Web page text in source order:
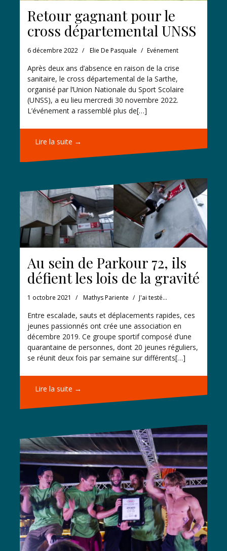
Retour gagnant pour le
cross départemental UNSS
6 décembre 2022 Elie De Pasquale Evénement
Après deux ans d’absence en raison de la crise
sanitaire, le cross départemental de la Sarthe,
organisé par l’Union Nationale du Sport Scolaire
(UNSS), a eu lieu mercredi 30 novembre 2022.
L’événement a rassemblé plus de[…]
Lire la suite →
Au sein de Parkour 72, ils
défient les lois de la gravité
1 octobre 2021 Mathys Pariente J'ai testé...
Entre escalade, sauts et déplacements rapides, ces
jeunes passionnés ont crée une association en
décembre 2019. Ce groupe sportif composé d’une
quarantaine de personnes, dont 20 jeunes réguliers,
se réunit deux fois par semaine sur différents[…]
Lire la suite →